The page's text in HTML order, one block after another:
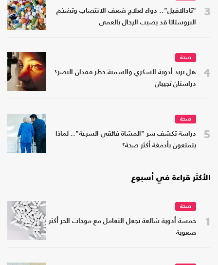
3
"تادالافيل".. دواء لعلاج ضعف الانتصاب وتضخم
البروستاتا قد يصيب الرجال بالعمى
4
صحة
هل تزيد أدوية السكري والسمنة خطر فقدان البصر؟
دراستان تجيبان
5
صحة
دراسة تكشف سر "المشاة فائقي السرعة".. لماذا
يتمتعون بأدمغة أكثر صحة؟
الأكثر قراءة في أسبوع
1
صحة
خمسة أدوية شائعة تجعل التعامل مع موجات الحر أكثر
صعوبة